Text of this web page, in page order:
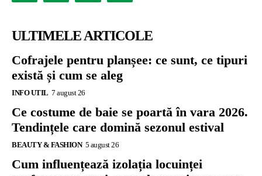
ULTIMELE ARTICOLE
Cofrajele pentru planșee: ce sunt, ce tipuri
există și cum se aleg
INFO UTIL 7 august 26
Ce costume de baie se poartă în vara 2026.
Tendințele care domină sezonul estival
BEAUTY & FASHION 5 august 26
Cum influențează izolația locuinței